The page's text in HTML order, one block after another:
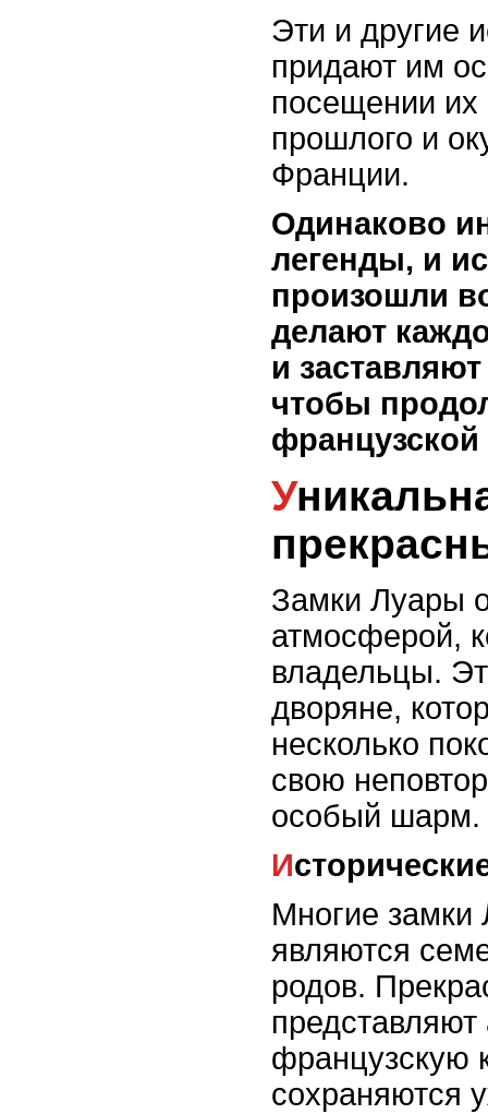
Эти и другие
придают им
посещении их
прошлого и
Франции.
Одинаково
легенды, и
произошли
делают
и
чтобы
французской
Уникальная атмосфера и жизнь
Замки Луары
атмосферой,
владельцы.
дворяне,
несколько
свою
особый шарм.
Многие замки
являются
родов.
представляют
французскую
сохраняются